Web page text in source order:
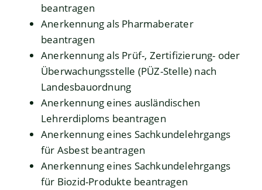
beantragen
Anerkennung als Pharmaberater
beantragen
Anerkennung als Prüf-, Zertifizierung- oder
Überwachungsstelle (PÜZ-Stelle) nach
Landesbauordnung
Anerkennung eines ausländischen
Lehrerdiploms beantragen
Anerkennung eines Sachkundelehrgangs
für Asbest beantragen
Anerkennung eines Sachkundelehrgangs
für Biozid-Produkte beantragen